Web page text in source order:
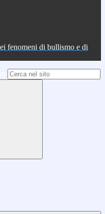
fenomeni di bullismo e di